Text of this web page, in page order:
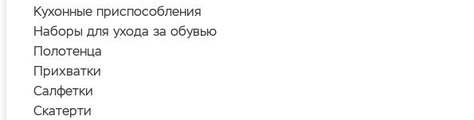
Кухонные приспособления
Наборы для ухода за обувью
Полотенца
Прихватки
Салфетки
Скатерти